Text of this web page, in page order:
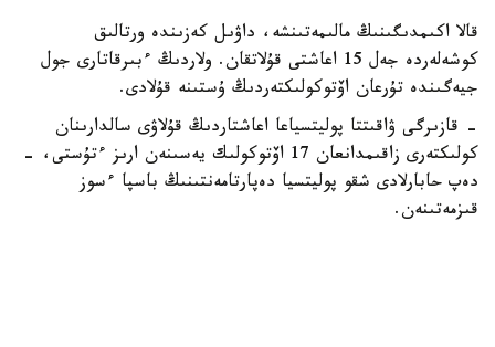
قالا اكىمدىگىنىڭ مالىمەتىنشە، داۋىل كەزىندە ورتالىق
كوشەلەردە جەل 15 اعاشتى قۇلاتقان. ولاردىڭ ءبىرقاتارى جول
جيەگىندە تۇرعان اۆتوكولىكتەردىڭ ۇستىنە قۇلادى.
- قازىرگى ۋاقىتتا پوليتسياعا اعاشتاردىڭ قۇلاۋى سالدارىنان
كولىكتەرى زاقىمدانعان 17 اۆتوكولىك يەسىنەن ارىز ءتۇستى، -
دەپ حابارلادى شقو پوليتسيا دەپارتامەنتىنىڭ باسپا ءسوز
قىزمەتىنەن.